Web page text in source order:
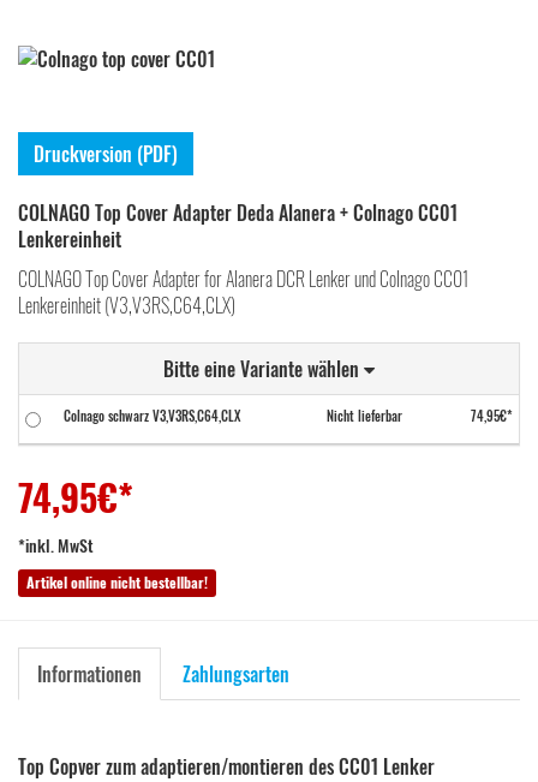
Druckversion (PDF)
COLNAGO Top Cover Adapter Deda Alanera + Colnago CC01
Lenkereinheit
COLNAGO Top Cover Adapter for Alanera DCR Lenker und Colnago CC01
Lenkereinheit (V3,V3RS,C64,CLX)
Bitte eine Variante wählen
Colnago schwarz V3,V3RS,C64,CLX Nicht lieferbar 74,95€*
74,95€*
*inkl. MwSt
Artikel online nicht bestellbar!
Informationen Zahlungsarten
Top Copver zum adaptieren/montieren des CC01 Lenker